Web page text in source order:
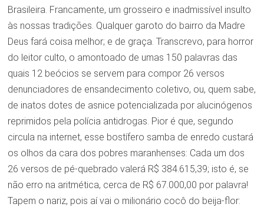
Brasileira. Francamente, um grosseiro e inadmissível insulto
às nossas tradições. Qualquer garoto do bairro da Madre
Deus fará coisa melhor; e de graça. Transcrevo, para horror
do leitor culto, o amontoado de umas 150 palavras das
quais 12 beócios se servem para compor 26 versos
denunciadores de ensandecimento coletivo, ou, quem sabe,
de inatos dotes de asnice potencializada por alucinógenos
reprimidos pela polícia antidrogas. Pior é que, segundo
circula na internet, esse bostífero samba de enredo custará
os olhos da cara dos pobres maranhenses: Cada um dos
26 versos de pé-quebrado valerá R$ 384.615,39; isto é, se
não erro na aritmética, cerca de R$ 67.000,00 por palavra!
Tapem o nariz, pois aí vai o milionário cocô do beija-flor: